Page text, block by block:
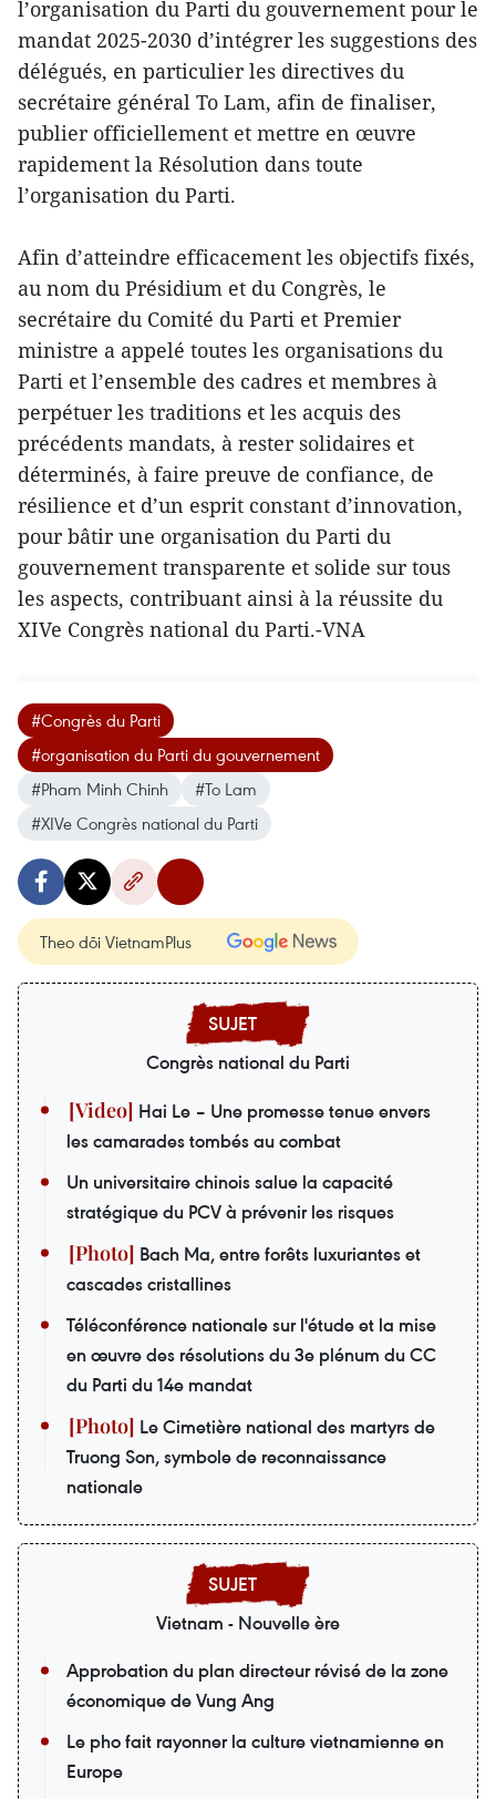
l’organisation du Parti du gouvernement pour le
mandat 2025-2030 d’intégrer les suggestions des
délégués, en particulier les directives du
secrétaire général To Lam, afin de finaliser,
publier officiellement et mettre en œuvre
rapidement la Résolution dans toute
l’organisation du Parti.
Afin d’atteindre efficacement les objectifs fixés,
au nom du Présidium et du Congrès, le
secrétaire du Comité du Parti et Premier
ministre a appelé toutes les organisations du
Parti et l’ensemble des cadres et membres à
perpétuer les traditions et les acquis des
précédents mandats, à rester solidaires et
déterminés, à faire preuve de confiance, de
résilience et d’un esprit constant d’innovation,
pour bâtir une organisation du Parti du
gouvernement transparente et solide sur tous
les aspects, contribuant ainsi à la réussite du
XIVe Congrès national du Parti.-VNA
#Congrès du Parti
#organisation du Parti du gouvernement
#Pham Minh Chinh
#To Lam
#XIVe Congrès national du Parti
Theo dõi VietnamPlus
Congrès national du Parti
Hai Le – Une promesse tenue envers
les camarades tombés au combat
Un universitaire chinois salue la capacité
stratégique du PCV à prévenir les risques
Bach Ma, entre forêts luxuriantes et
cascades cristallines
Téléconférence nationale sur l'étude et la mise
en œuvre des résolutions du 3e plénum du CC
du Parti du 14e mandat
Le Cimetière national des martyrs de
Truong Son, symbole de reconnaissance
nationale
Vietnam - Nouvelle ère
Approbation du plan directeur révisé de la zone
économique de Vung Ang
Le pho fait rayonner la culture vietnamienne en
Europe